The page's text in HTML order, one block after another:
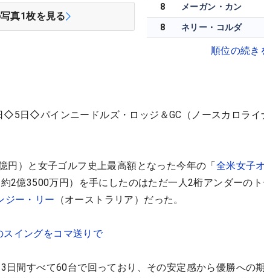
真1枚を見る
8 メーガン・カン
8 ネリー・コルダ
順位の続き
日◇パインニードルズ・ロッジ＆GC（ノースカロライ
円）と女子ゴルフ史上最高額となった今年の「全米女子
2億3500万円）を手にしたのはただ一人2桁アンダーの
ジー・リー （オーストラリア）だった。
イングをコマ送りで
日間すべて60台で回っており、その安定感から優勝への